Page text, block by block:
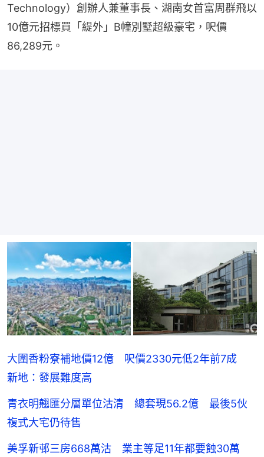
Technology）創辦人兼董事長、湖南女首富周群飛以
10億元招標買「緹外」B幢別墅超級豪宅，呎價
86,289元。
大圍香粉寮補地價12億 呎價2330元低2年前7成
新地：發展難度高
青衣明翹匯分層單位沽清 總套現56.2億 最後5伙
複式大宅仍待售
美孚新邨三房668萬沽 業主等足11年都要蝕30萬